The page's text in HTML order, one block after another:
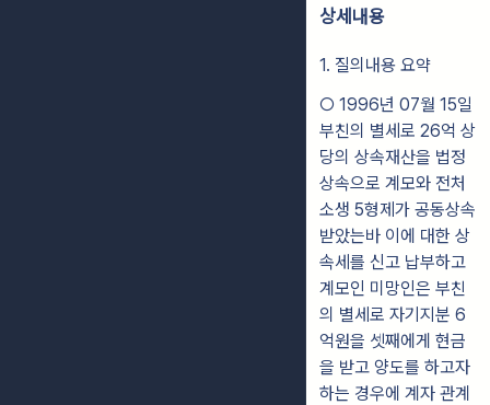
상세내용
1. 질의내용 요약
○ 1996년 07월 15일
부친의 별세로 26억 상
당의 상속재산을 법정
상속으로 계모와 전처
소생 5형제가 공동상속
받았는바 이에 대한 상
속세를 신고 납부하고
계모인 미망인은 부친
의 별세로 자기지분 6
억원을 셋째에게 현금
을 받고 양도를 하고자
하는 경우에 계자 관계